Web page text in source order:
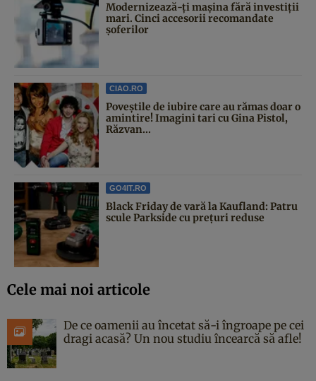
Modernizează-ți mașina fără investiții
mari. Cinci accesorii recomandate
șoferilor
CIAO.RO
Poveştile de iubire care au rămas doar o
amintire! Imagini tari cu Gina Pistol,
Răzvan...
GO4IT.RO
Black Friday de vară la Kaufland: Patru
scule Parkside cu prețuri reduse
Cele mai noi articole
De ce oamenii au încetat să-i îngroape pe cei
dragi acasă? Un nou studiu încearcă să afle!